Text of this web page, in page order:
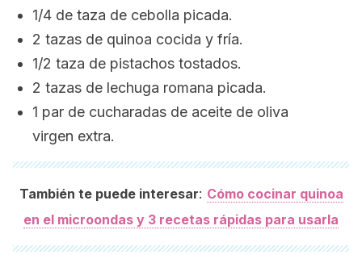
1/4 de taza de cebolla picada.
2 tazas de quinoa cocida y fría.
1/2 taza de pistachos tostados.
2 tazas de lechuga romana picada.
1 par de cucharadas de aceite de oliva
virgen extra.
También te puede interesar: Cómo cocinar quinoa
en el microondas y 3 recetas rápidas para usarla